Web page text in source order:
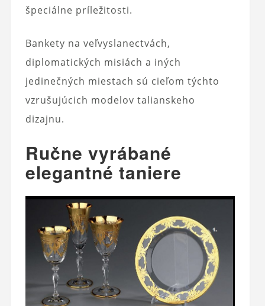
špeciálne príležitosti.
Bankety na veľvyslanectvách,
diplomatických misiách a iných
jedinečných miestach sú cieľom týchto
vzrušujúcich modelov talianskeho
dizajnu.
Ručne vyrábané
elegantné taniere